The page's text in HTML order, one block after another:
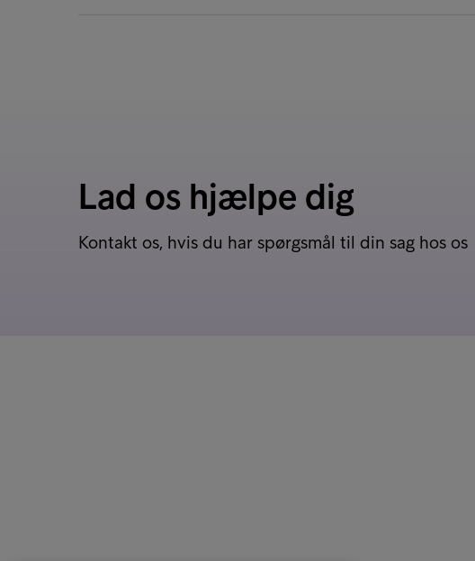
Lad os hjælpe dig
Kontakt os, hvis du har spørgsmål til din sag hos os